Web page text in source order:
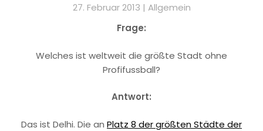
27. Februar 2013 | Allgemein
Frage:
Welches ist weltweit die größte Stadt ohne
Profifussball?
Antwort:
Das ist Delhi. Die an Platz 8 der größten Städte der